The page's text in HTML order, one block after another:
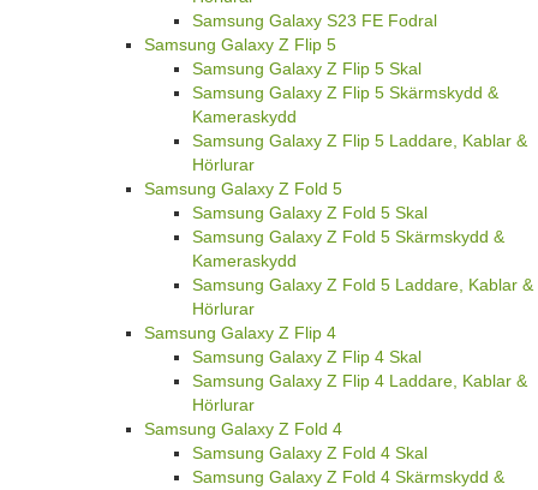
Samsung Galaxy S23 FE Fodral
Samsung Galaxy Z Flip 5
Samsung Galaxy Z Flip 5 Skal
Samsung Galaxy Z Flip 5 Skärmskydd &
Kameraskydd
Samsung Galaxy Z Flip 5 Laddare, Kablar &
Hörlurar
Samsung Galaxy Z Fold 5
Samsung Galaxy Z Fold 5 Skal
Samsung Galaxy Z Fold 5 Skärmskydd &
Kameraskydd
Samsung Galaxy Z Fold 5 Laddare, Kablar &
Hörlurar
Samsung Galaxy Z Flip 4
Samsung Galaxy Z Flip 4 Skal
Samsung Galaxy Z Flip 4 Laddare, Kablar &
Hörlurar
Samsung Galaxy Z Fold 4
Samsung Galaxy Z Fold 4 Skal
Samsung Galaxy Z Fold 4 Skärmskydd &